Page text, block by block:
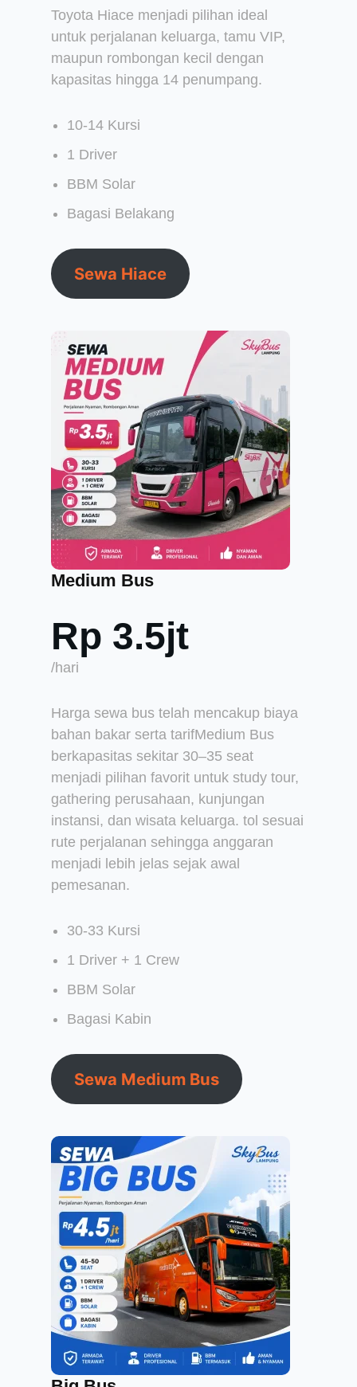
Toyota Hiace menjadi pilihan ideal
untuk perjalanan keluarga, tamu VIP,
maupun rombongan kecil dengan
kapasitas hingga 14 penumpang.
10-14 Kursi
1 Driver
BBM Solar
Bagasi Belakang
Sewa Hiace
Medium Bus
Rp 3.5jt
/hari
Harga sewa bus telah mencakup biaya
bahan bakar serta tarifMedium Bus
berkapasitas sekitar 30–35 seat
menjadi pilihan favorit untuk study tour,
gathering perusahaan, kunjungan
instansi, dan wisata keluarga. tol sesuai
rute perjalanan sehingga anggaran
menjadi lebih jelas sejak awal
pemesanan.
30-33 Kursi
1 Driver + 1 Crew
BBM Solar
Bagasi Kabin
Sewa Medium Bus